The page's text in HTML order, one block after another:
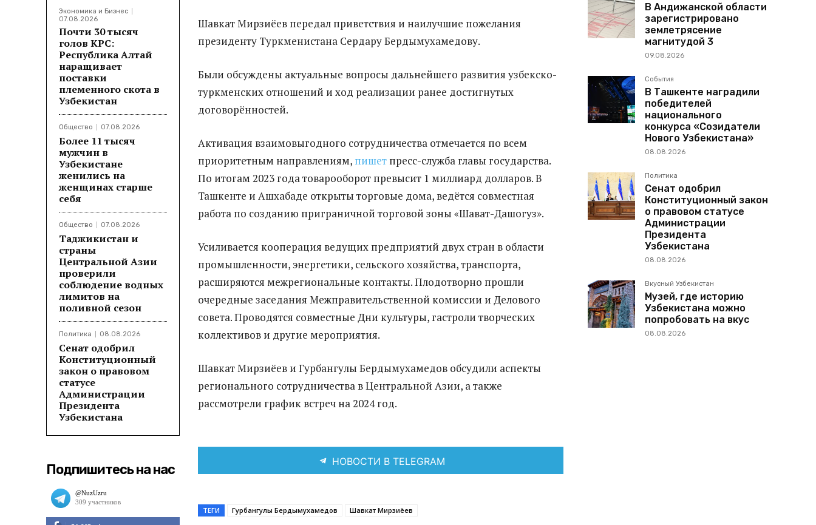
Экономика и Бизнес
07.08.2026
Почти 30 тысяч
голов КРС:
Республика Алтай
наращивает
поставки
племенного скота в
Узбекистан
Общество 07.08.2026
Более 11 тысяч
мужчин в
Узбекистане
женились на
женщинах старше
себя
Общество 07.08.2026
Таджикистан и
страны
Центральной Азии
проверили
соблюдение водных
лимитов на
поливной сезон
Политика 08.08.2026
Сенат одобрил
Конституционный
закон о правовом
статусе
Администрации
Президента
Узбекистана
Подпишитесь на нас
Шавкат Мирзиёев передал приветствия и наилучшие пожелания
президенту Туркменистана Сердару Бердымухамедову.
Были обсуждены актуальные вопросы дальнейшего развития узбекско-
туркменских отношений и ход реализации ранее достигнутых
договорённостей.
Активация взаимовыгодного сотрудничества отмечается по всем
приоритетным направлениям, пишет пресс-служба главы государства.
По итогам 2023 года товарооборот превысит 1 миллиард долларов. В
Ташкенте и Ашхабаде открыты торговые дома, ведётся совместная
работа по созданию приграничной торговой зоны «Шават-Дашогуз».
Усиливается кооперация ведущих предприятий двух стран в области
промышленности, энергетики, сельского хозяйства, транспорта,
расширяются межрегиональные контакты. Плодотворно прошли
очередные заседания Межправительственной комиссии и Делового
совета. Проводятся совместные Дни культуры, гастроли творческих
коллективов и другие мероприятия.
Шавкат Мирзиёев и Гурбангулы Бердымухамедов обсудили аспекты
регионального сотрудничества в Центральной Азии, а также
рассмотрели график встреч на 2024 год.
НОВОСТИ В TELEGRAM
ТЕГИ Гурбангулы Бердымухамедов Шавкат Мирзиёев
В Андижанской области
зарегистрировано
землетрясение
магнитудой 3
09.08.2026
События
В Ташкенте наградили
победителей
национального
конкурса «Созидатели
Нового Узбекистана»
08.08.2026
Политика
Сенат одобрил
Конституционный закон
о правовом статусе
Администрации
Президента
Узбекистана
08.08.2026
Вкусный Узбекистан
Музей, где историю
Узбекистана можно
попробовать на вкус
08.08.2026